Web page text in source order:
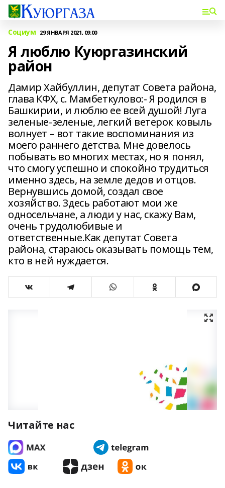
Социум 29 ЯНВАРЯ 2021, 09:00
Я люблю Куюргазинский
район
Дамир Хайбуллин, депутат Совета района,
глава КФХ, с. Мамбеткулово:- Я родился в
Башкирии, и люблю ее всей душой! Луга
зеленые-зеленые, легкий ветерок ковыль
волнует – вот такие воспоминания из
моего раннего детства. Мне довелось
побывать во многих местах, но я понял,
что смогу успешно и спокойно трудиться
именно здесь, на земле дедов и отцов.
Вернувшись домой, создал свое
хозяйство. Здесь работают мои же
односельчане, а люди у нас, скажу Вам,
очень трудолюбивые и
ответственные.Как депутат Совета
района, стараюсь оказывать помощь тем,
кто в ней нуждается.
Читайте нас